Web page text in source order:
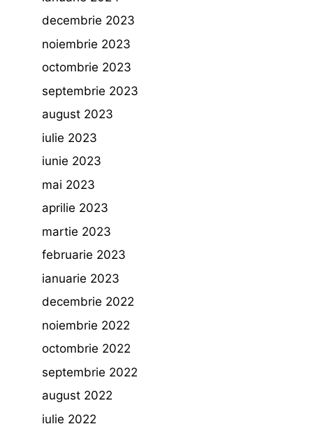
decembrie 2023
noiembrie 2023
octombrie 2023
septembrie 2023
august 2023
iulie 2023
iunie 2023
mai 2023
aprilie 2023
martie 2023
februarie 2023
ianuarie 2023
decembrie 2022
noiembrie 2022
octombrie 2022
septembrie 2022
august 2022
iulie 2022